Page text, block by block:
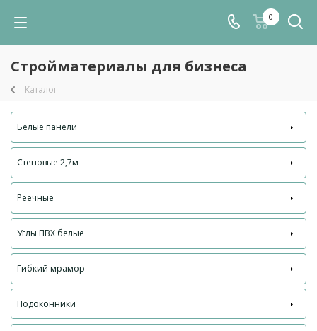
0
Стройматериалы для бизнеса
Каталог
Белые панели
Стеновые 2,7м
Реечные
Углы ПВХ белые
Гибкий мрамор
Подоконники